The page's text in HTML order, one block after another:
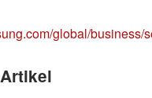
global/